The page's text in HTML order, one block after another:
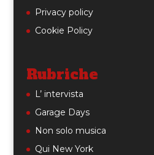
Privacy policy
Cookie Policy
Rubriche
L’ intervista
Garage Days
Non solo musica
Qui New York